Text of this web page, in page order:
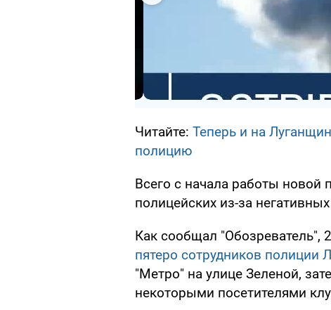
Читайте: Теперь и на
полицию
Всего с начала работы новой
полицейских из-за
Как сообщал "Обозреватель",
пятеро сотрудников полиции
"Метро" на улице Зеленой,
некоторыми посетителями